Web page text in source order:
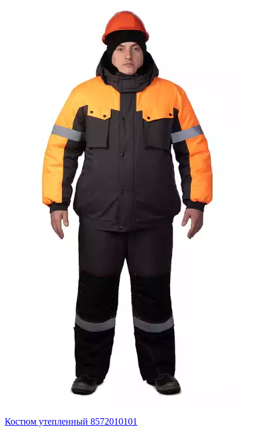
Костюм утепленный 8572010101